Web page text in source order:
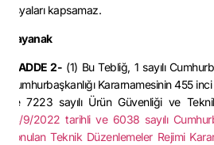
eşyaları kapsamaz.
Dayanak
MADDE 2- (1) Bu Tebliğ, 1 sayılı
Cumhurbaşkanlığı Kararnamesinin 455
ve 7223 sayılı Ürün Güvenliği ve
14/9/2022 tarihli ve 6038 sayılı
konulan Teknik Düzenlemeler Rejimi